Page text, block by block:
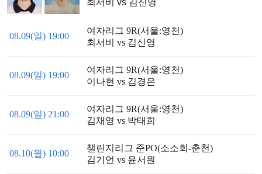
최서비 vs 김신영
08.09(일) 19:00
여자리그 9R(서울:영천)
최서비 vs 김신영
08.09(일) 19:00
여자리그 9R(서울:영천)
이나현 vs 김경은
08.09(일) 21:00
여자리그 9R(서울:영천)
김채영 vs 박태희
08.10(월) 10:00
챌린지리그 준PO(소소회-춘천)
김기언 vs 윤서원